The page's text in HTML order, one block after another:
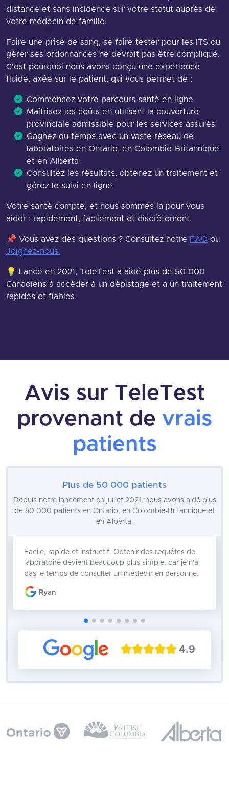
distance et sans incidence sur votre statut auprès de
votre médecin de famille.
Faire une prise de sang, se faire tester pour les ITS ou
gérer ses ordonnances ne devrait pas être compliqué.
C'est pourquoi nous avons conçu une expérience
fluide, axée sur le patient, qui vous permet de :
Commencez votre parcours santé en ligne
Maîtrisez les coûts en utilisant la couverture
provinciale admissible pour les services assurés
Gagnez du temps avec un vaste réseau de
laboratoires en Ontario, en Colombie-Britannique
et en Alberta
Consultez les résultats, obtenez un traitement et
gérez le suivi en ligne
Votre santé compte, et nous sommes là pour vous
aider : rapidement, facilement et discrètement.
📌 Vous avez des questions ? Consultez notre FAQ ou
Joignez-nous.
💡 Lancé en 2021, TeleTest a aidé plus de 50 000
Canadiens à accéder à un dépistage et à un traitement
rapides et fiables.
Avis sur TeleTest
provenant de vrais
patients
Plus de 50 000 patients
Depuis notre lancement en juillet 2021, nous avons aidé plus
de 50 000 patients en Ontario, en Colombie-Britannique et
en Alberta.
Facile, rapide et instructif. Obtenir des requêtes de
laboratoire devient beaucoup plus simple, car je n'ai
pas le temps de consulter un médecin en personne.
Ryan
4.9